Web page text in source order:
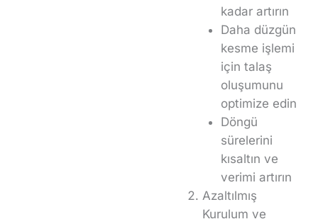
kadar artırın
Daha düzgün
kesme işlemi
için talaş
oluşumunu
optimize edin
Döngü
sürelerini
kısaltın ve
verimi artırın
Azaltılmış
Kurulum ve